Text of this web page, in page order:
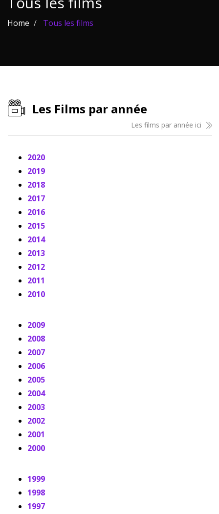
Les films par
Les Dossiers
Les acteurs
Les actrices
Les réalisateurs
Home Tous les films
Les Films par année
Les films par année ici
2020
2019
2018
2017
2016
2015
2014
2013
2012
2011
2010
2009
2008
2007
2006
2005
2004
2003
2002
2001
2000
1999
1998
1997